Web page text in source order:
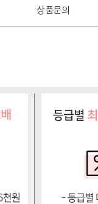
상품문의